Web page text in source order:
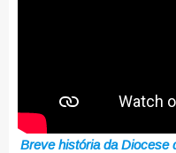
Breve história da Diocese